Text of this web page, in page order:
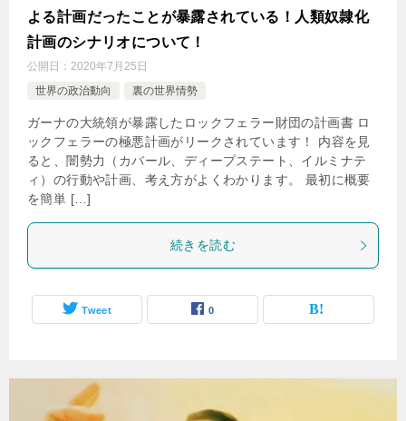
よる計画だったことが暴露されている！人類奴隷化
計画のシナリオについて！
公開日： 2020年7月25日
世界の政治動向
裏の世界情勢
ガーナの大統領が暴露したロックフェラー財団の計画書 ロ
ックフェラーの極悪計画がリークされています！ 内容を見
ると、闇勢力（カバール、ディープステート、イルミナテ
ィ）の行動や計画、考え方がよくわかります。 最初に概要
を簡単 […]
続きを読む
Tweet 0